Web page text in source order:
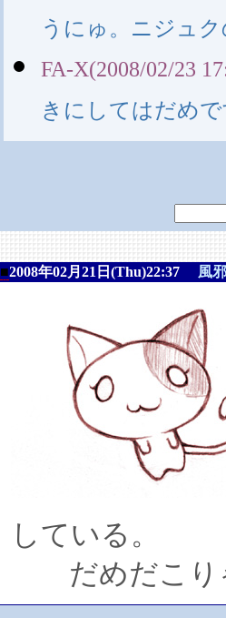
うにゅ。ニジュ
FA-X(2008/02/23
きにしてはだめ
■2008年02月21日(Thu)22:37 風
している。
だめだこり